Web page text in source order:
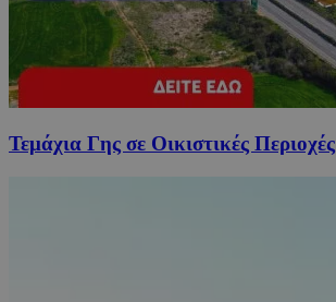
Τεμάχια Γης σε Οικιστικές Περιοχές